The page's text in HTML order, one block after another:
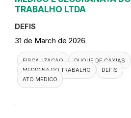
TRABALHO LTDA
DEFIS
31 de March de 2026
FISCALIZACAO
DUQUE DE CAXIAS
MEDICINA DO TRABALHO
DEFIS
ATO MEDICO